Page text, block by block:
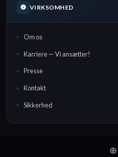
VIRKSOMHED
Om os
Karriere — Vi ansætter!
Presse
Kontakt
Sikkerhed